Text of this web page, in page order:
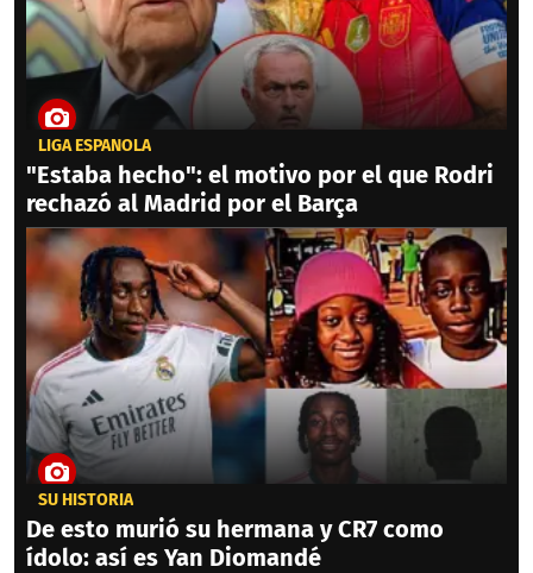
LIGA ESPAÑOLA
"Estaba hecho": el motivo por el que Rodri
rechazó al Madrid por el Barça
SU HISTORIA
De esto murió su hermana y CR7 como
ídolo: así es Yan Diomandé